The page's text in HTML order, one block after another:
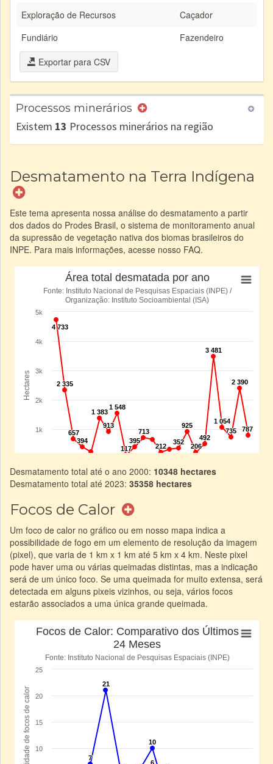
Exploração de Recursos
Caçador
Fundiário
Fazendeiro
Exportar para CSV
Processos minerários
Existem 13 Processos minerários na região
Desmatamento na Terra Indígena
Este tema apresenta nossa análise do desmatamento a partir
dos dados do Prodes Brasil, o sistema de monitoramento anual
da supressão de vegetação nativa dos biomas brasileiros do
INPE. Para mais informações, acesse nosso FAQ.
Desmatamento total até o ano 2000: 10348 hectares
Desmatamento total até 2023: 35358 hectares
Focos de Calor
Um foco de calor no gráfico ou em nosso mapa indica a
possibilidade de fogo em um elemento de resolução da imagem
(pixel), que varia de 1 km x 1 km até 5 km x 4 km. Neste pixel
pode haver uma ou várias queimadas distintas, mas a indicação
será de um único foco. Se uma queimada for muito extensa, será
detectada em alguns pixeis vizinhos, ou seja, vários focos
estarão associados a uma única grande queimada.